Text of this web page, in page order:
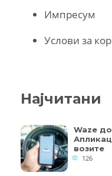
Импресум
Услови за
Најчитани
Waze
возите
126